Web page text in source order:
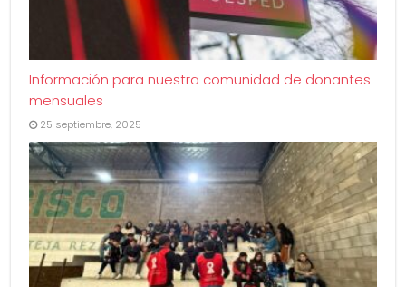
Información para nuestra comunidad de donantes
mensuales
25 septiembre, 2025